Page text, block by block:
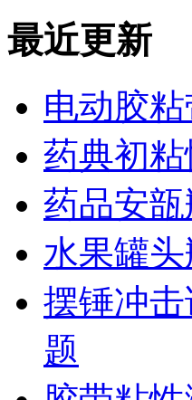
最近更新
电动胶
药典初
药品安
水果罐
摆锤冲
题